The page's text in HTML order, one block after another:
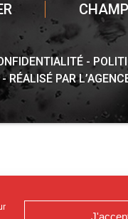
RÉALISÉ PAR